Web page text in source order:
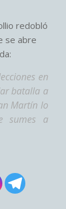
redobló
se abre
en
batalla a
Martín lo
sumes a